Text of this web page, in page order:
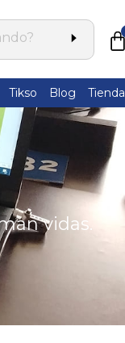
Tikso Blog Tienda
vidas.